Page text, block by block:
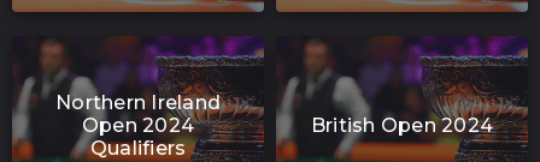
Northern Ireland
Open 2024
Qualifiers
British Open 2024